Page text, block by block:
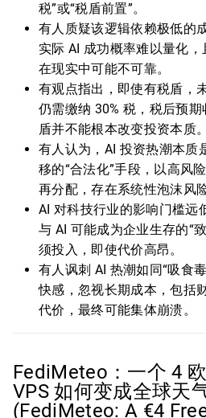
税”或“税盾前置”。
有人质疑该逻辑依赖极低的
实际 AI 成功概率难以量化
在现实中可能不可靠。
有观点指出，即使有税盾，
仍需缴纳 30% 税，税后预
盾并不能根本改变投资本质。
有人认为，AI 投资热潮本质
移的“合法化”手段，以高风
再分配，存在系统性泡沫风险
AI 对科技行业的影响门槛远
与 AI 可能成为企业生存的“
须投入，即使代价高昂。
有人讽刺 AI 热潮如同“吸食
快感，忽视长期成本，包括
代价，最终可能集体崩溃。
FediMeteo：一个 4
VPS 如何变成全球天
(FediMeteo: A €4